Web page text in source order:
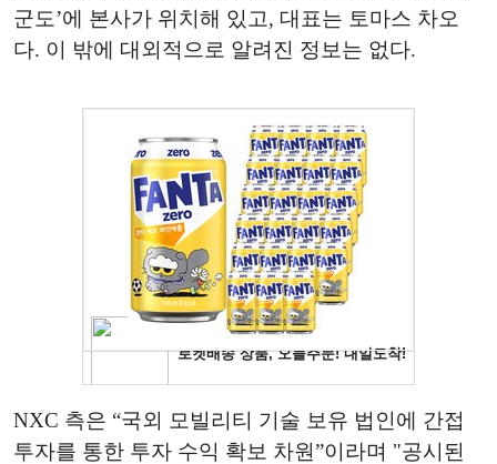
군도’에 본사가 위치해 있고, 대표는 토마스 차오
다. 이 밖에 대외적으로 알려진 정보는 없다.
NXC 측은 “국외 모빌리티 기술 보유 법인에 간접
투자를 통한 투자 수익 확보 차원”이라며 "공시된